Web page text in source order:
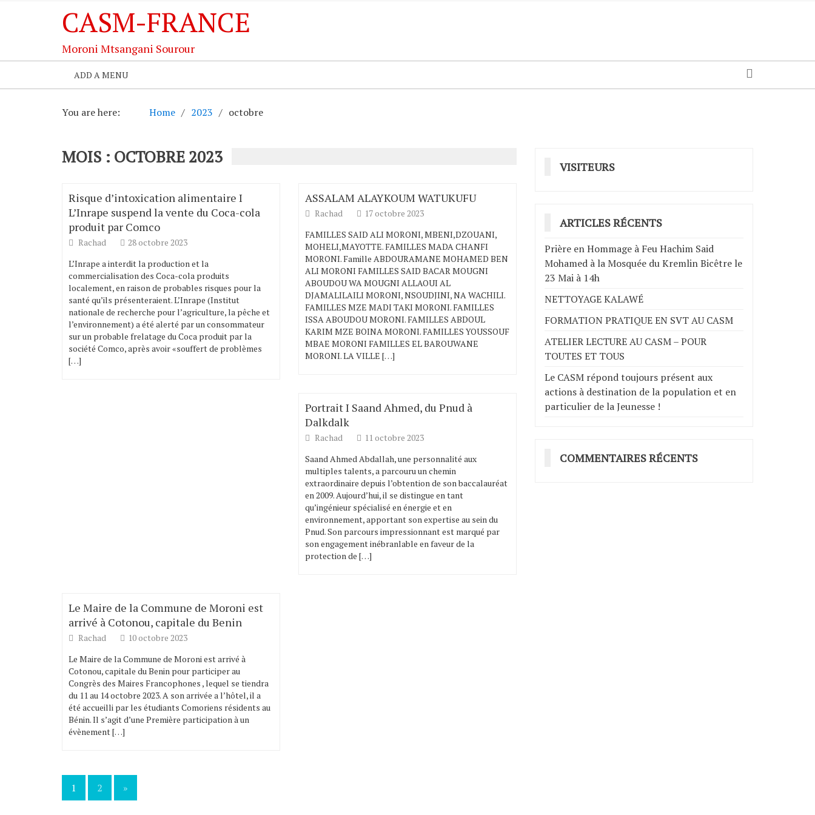
CASM-FRANCE
Moroni Mtsangani Sourour
ADD A MENU
You are here: Home 2023 octobre
MOIS : OCTOBRE 2023
Risque d’intoxication alimentaire I
L’Inrape suspend la vente du Coca-cola
produit par Comco
Rachad
28 octobre 2023
L’Inrape a interdit la production et la
commercialisation des Coca-cola produits
localement, en raison de probables risques pour la
santé qu’ils présenteraient. L’Inrape (Institut
nationale de recherche pour l’agriculture, la pêche et
l’environnement) a été alerté par un consommateur
sur un probable frelatage du Coca produit par la
société Comco, après avoir «souffert de problèmes
[…]
ASSALAM ALAYKOUM WATUKUFU
Rachad
17 octobre 2023
FAMILLES SAID ALI MORONI, MBENI,DZOUANI,
MOHELI,MAYOTTE. FAMILLES MADA CHANFI
MORONI. Famille ABDOURAMANE MOHAMED BEN
ALI MORONI FAMILLES SAID BACAR MOUGNI
ABOUDOU WA MOUGNI ALLAOUI AL
DJAMALILAILI MORONI, NSOUDJINI, NA WACHILI.
FAMILLES MZE MADI TAKI MORONI. FAMILLES
ISSA ABOUDOU MORONI. FAMILLES ABDOUL
KARIM MZE BOINA MORONI. FAMILLES YOUSSOUF
MBAE MORONI FAMILLES EL BAROUWANE
MORONI. LA VILLE […]
Portrait I Saand Ahmed, du Pnud à
Dalkdalk
Rachad
11 octobre 2023
Saand Ahmed Abdallah, une personnalité aux
multiples talents, a parcouru un chemin
extraordinaire depuis l’obtention de son baccalauréat
en 2009. Aujourd’hui, il se distingue en tant
qu’ingénieur spécialisé en énergie et en
environnement, apportant son expertise au sein du
Pnud. Son parcours impressionnant est marqué par
son engagement inébranlable en faveur de la
protection de […]
Le Maire de la Commune de Moroni est
arrivé à Cotonou, capitale du Benin
Rachad
10 octobre 2023
Le Maire de la Commune de Moroni est arrivé à
Cotonou, capitale du Benin pour participer au
Congrès des Maires Francophones , lequel se tiendra
du 11 au 14 octobre 2023. A son arrivée a l’hôtel, il a
été accueilli par les étudiants Comoriens résidents au
Bénin. Il s’agit d’une Première participation à un
évènement […]
Navigation
1 2 »
VISITEURS
ARTICLES RÉCENTS
Prière en Hommage à Feu Hachim Said
Mohamed à la Mosquée du Kremlin Bicêtre le
23 Mai à 14h
NETTOYAGE KALAWÉ
FORMATION PRATIQUE EN SVT AU CASM
ATELIER LECTURE AU CASM – POUR
TOUTES ET TOUS
Le CASM répond toujours présent aux
actions à destination de la population et en
particulier de la Jeunesse !
COMMENTAIRES RÉCENTS